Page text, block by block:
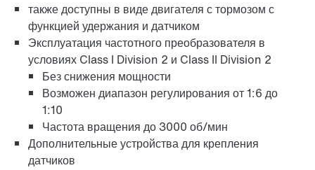
также доступны в виде двигателя с тормозом с
функцией удержания и датчиком
Эксплуатация частотного преобразователя в
условиях Class I Division 2 и Class II Division 2
Без снижения мощности
Возможен диапазон регулирования от 1:6 до
1:10
Частота вращения до 3000 об/мин
Дополнительные устройства для крепления
датчиков